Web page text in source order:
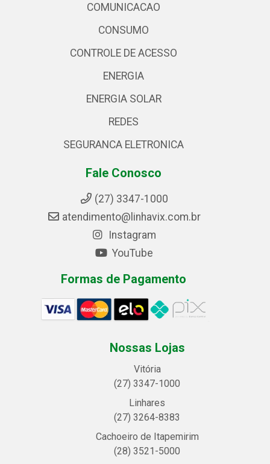
COMUNICACAO
CONSUMO
CONTROLE DE ACESSO
ENERGIA
ENERGIA SOLAR
REDES
SEGURANCA ELETRONICA
Fale Conosco
(27) 3347-1000
atendimento@linhavix.com.br
Instagram
YouTube
Formas de Pagamento
Nossas Lojas
Vitória
(27) 3347-1000
Linhares
(27) 3264-8383
Cachoeiro de Itapemirim
(28) 3521-5000